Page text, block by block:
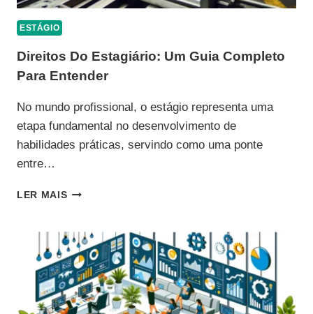
ESTÁGIO
Direitos Do Estagiário: Um Guia Completo
Para Entender
No mundo profissional, o estágio representa uma
etapa fundamental no desenvolvimento de
habilidades práticas, servindo como uma ponte
entre…
LER MAISDIREITOS
UM
GUIA
COMPLETO
PARA
ENTENDER